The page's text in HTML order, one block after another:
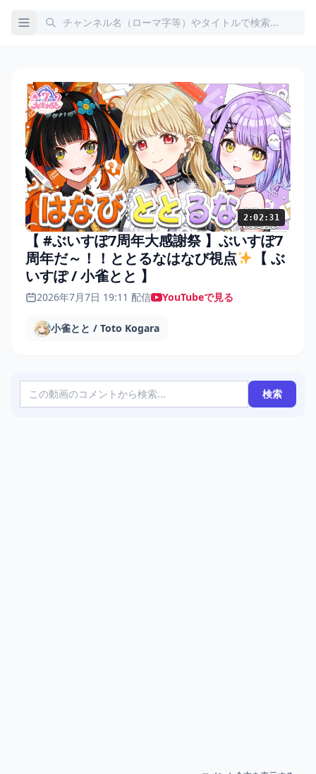
2:02:31
【 #ぶいすぽ7周年大感謝祭 】ぶいすぽ7
周年だ～！！ととるなはなび視点
【 ぶ
いすぽ / 小雀とと 】
2026年7月7日 19:11 配信 YouTubeで見る
小雀とと / Toto Kogara
検索